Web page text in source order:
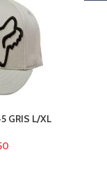
GRIS L/XL